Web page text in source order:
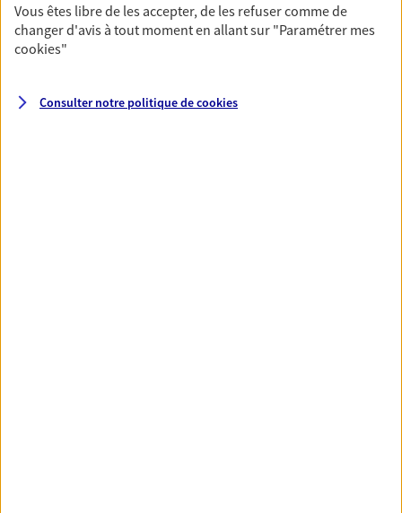
Découvrir l'offre Multirisque Entreprise
Vous êtes libre de les accepter, de les refuser comme de
changer d'avis à tout moment en allant sur "Paramétrer mes
cookies"
Consulter notre politique decookies